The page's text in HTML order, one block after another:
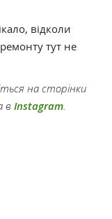
відколи
тут не
на сторінки
в Instagram